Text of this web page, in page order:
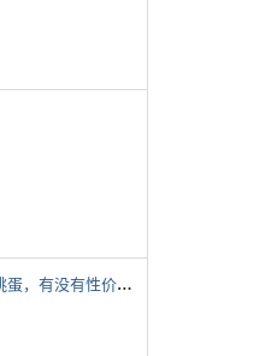
*
想请教有经验的蛋友，想给媳妇7夕买个跳蛋，有没有性价比高的推荐